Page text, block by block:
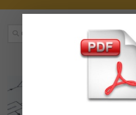
Caută